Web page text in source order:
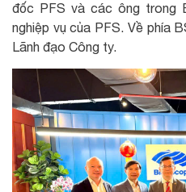
đốc PFS và các ông trong
nghiệp vụ của PFS. Về phía
Lãnh đạo Công ty.